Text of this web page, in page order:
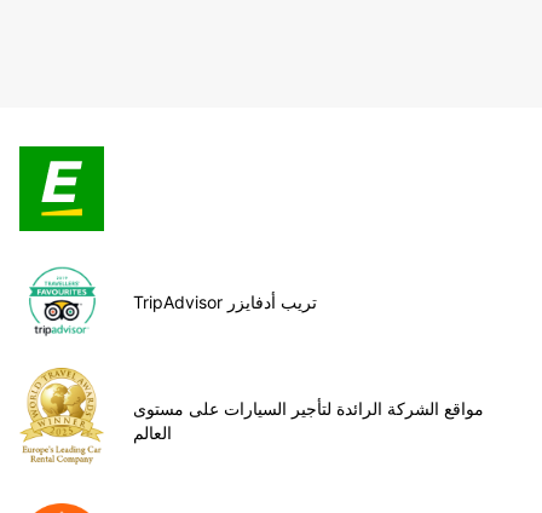
TripAdvisor تريب أدفايزر
مواقع الشركة الرائدة لتأجير السيارات على مستوى
العالم